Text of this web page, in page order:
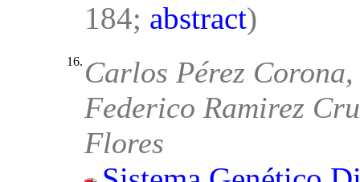
184; abstract)
16. Carlos Pérez
Federico Ramirez
Flores